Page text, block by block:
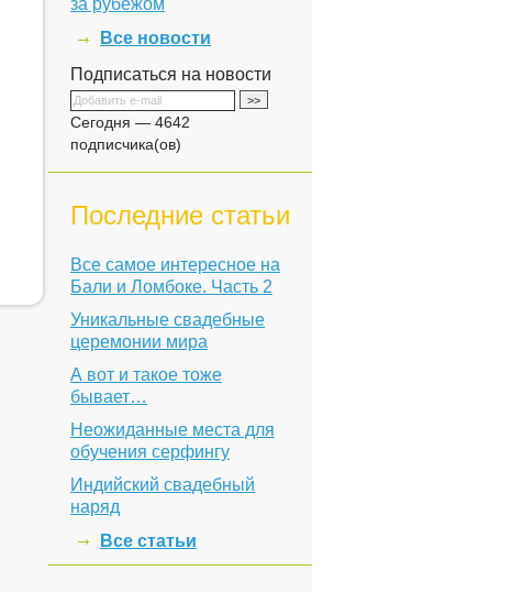
за рубежом
Все новости
Подписаться на новости
Сегодня — 4642
подписчика(ов)
Последние статьи
Все самое интересное на
Бали и Ломбоке. Часть 2
Уникальные свадебные
церемонии мира
А вот и такое тоже
бывает…
Неожиданные места для
обучения серфингу
Индийский свадебный
наряд
Все статьи